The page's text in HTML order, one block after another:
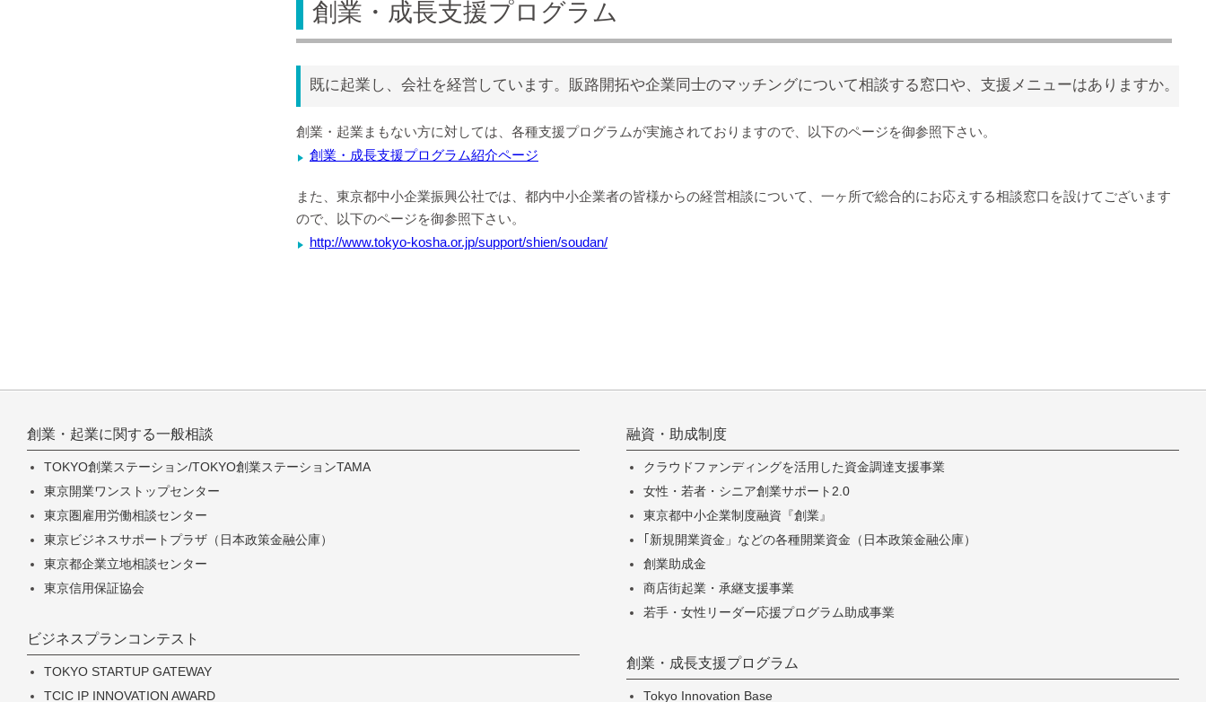
創業・成長支援プログラム
既に起業し、会社を経営しています。販路開拓や企業同士のマッチングについて相談する窓口や、支援メニューはありますか。
創業・起業まもない方に対しては、各種支援プログラムが実施されておりますので、以下のページを御参照下さい。
創業・成長支援プログラム紹介ページ
また、東京都中小企業振興公社では、都内中小企業者の皆様からの経営相談について、一ヶ所で総合的にお応えする相談窓口を設けてございます
ので、以下のページを御参照下さい。
http://www.tokyo-kosha.or.jp/support/shien/soudan/
創業・起業に関する一般相談
TOKYO創業ステーション/TOKYO創業ステーションTAMA
東京開業ワンストップセンター
東京圏雇用労働相談センター
東京ビジネスサポートプラザ（日本政策金融公庫）
東京都企業立地相談センター
東京信用保証協会
ビジネスプランコンテスト
TOKYO STARTUP GATEWAY
TCIC IP INNOVATION AWARD
融資・助成制度
クラウドファンディングを活用した資金調達支援事業
女性・若者・シニア創業サポート2.0
東京都中小企業制度融資『創業』
｢新規開業資金」などの各種開業資金（日本政策金融公庫）
創業助成金
商店街起業・承継支援事業
若手・女性リーダー応援プログラム助成事業
創業・成長支援プログラム
Tokyo Innovation Base